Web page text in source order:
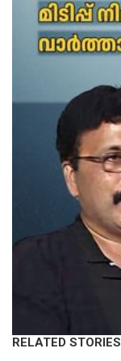
RELATED STORIES